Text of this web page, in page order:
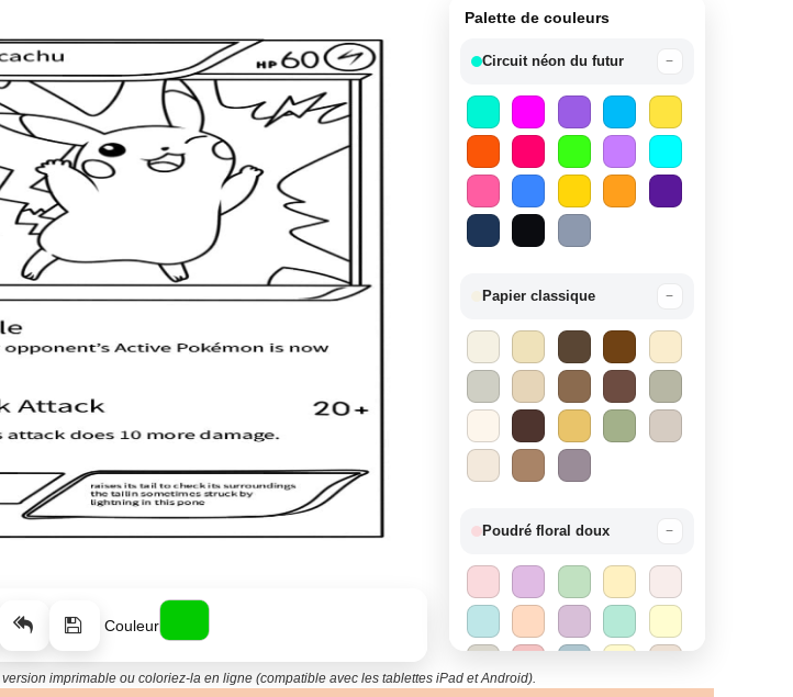
Couleur
Palette de couleurs
Circuit néon du futur −
Papier classique −
Poudré floral doux −
imprimable ou coloriez-la en ligne (compatible avec les tablettes iPad et Android).